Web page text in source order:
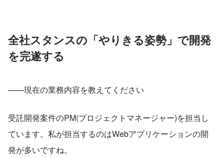
全社スタンスの「やりきる姿勢」で開発
を完遂する
——現在の業務内容を教えてください
受託開発案件のPM(プロジェクトマネージャー)を担当し
ています。私が担当するのはWebアプリケーションの開
発が多いですね。